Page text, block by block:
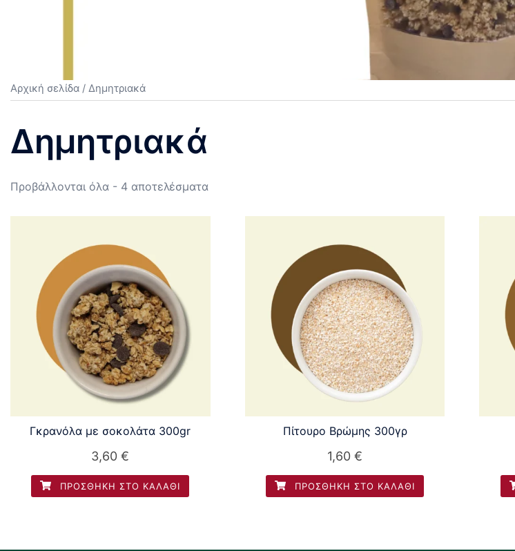
Αρχική σελίδα / Δημητριακά
Δημητριακά
Προβάλλονται όλα - 4 αποτελέσματα
Γκρανόλα με σοκολάτα 300gr
3,60€
ΠΡΟΣΘΉΚΗ ΣΤΟ ΚΑΛΆΘΙ
Πίτουρο Βρώμης 300γρ
1,60€
ΠΡΟΣΘΉΚΗ ΣΤΟ ΚΑΛΆΘΙ